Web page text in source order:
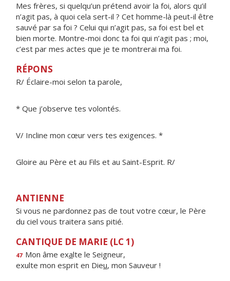
Mes frères, si quelqu’un prétend avoir la foi, alors qu’il
n’agit pas, à quoi cela sert-il ? Cet homme-là peut-il être
sauvé par sa foi ? Celui qui n’agit pas, sa foi est bel et
bien morte. Montre-moi donc ta foi qui n’agit pas ; moi,
c’est par mes actes que je te montrerai ma foi.
RÉPONS
R/ Éclaire-moi selon ta parole,
* Que j’observe tes volontés.
V/ Incline mon cœur vers tes exigences. *
Gloire au Père et au Fils et au Saint-Esprit. R/
ANTIENNE
Si vous ne pardonnez pas de tout votre cœur, le Père
du ciel vous traitera sans pitié.
CANTIQUE DE MARIE (LC 1)
47 Mon âme exalte le Seigneur,
exulte mon esprit en Dieu, mon Sauveur !